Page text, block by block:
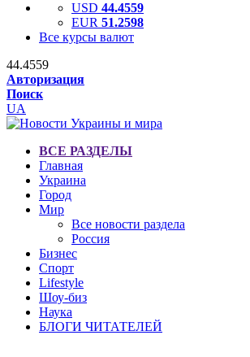
USD 44.4559
EUR 51.2598
Все курсы валют
44.4559
Авторизация
Поиск
UA
ВСЕ РАЗДЕЛЫ
Главная
Украина
Город
Мир
Все новости раздела
Россия
Бизнес
Спорт
Lifestyle
Шоу-биз
Наука
БЛОГИ ЧИТАТЕЛЕЙ